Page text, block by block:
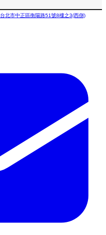
台北市中正區衡陽路51號8樓之3(西側)